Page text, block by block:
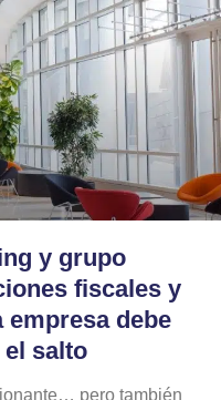
y grupo
fiscales y
empresa debe
salto
pero también